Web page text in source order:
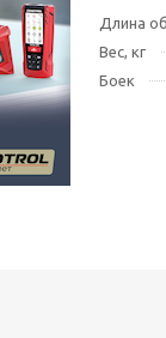
Длина
Вес, кг
Боек